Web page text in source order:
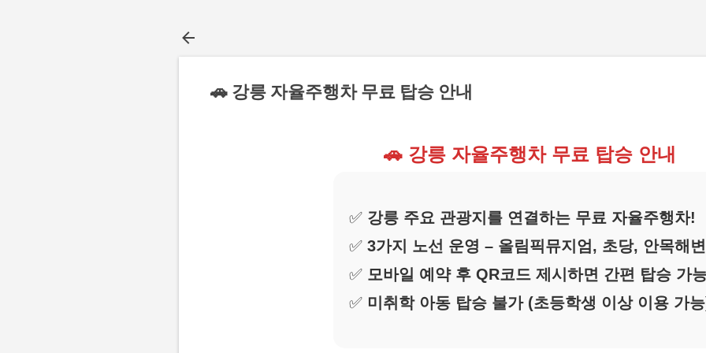
🚗 강릉 자율주행차 무료 탑승 안내
🚗 강릉 자율주행차 무료 탑승 안내
✅ 강릉 주요 관광지를 연결하는 무료 자율주행차!
✅ 3가지 노선 운영 – 올림픽뮤지엄, 초당, 안목해변
✅ 모바일 예약 후 QR코드 제시하면 간편 탑승 가
✅ 미취학 아동 탑승 불가 (초등학생 이상 이용 가